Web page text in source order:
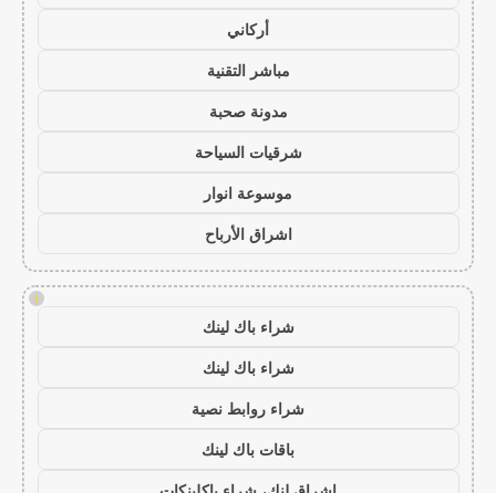
أركاني
مباشر التقنية
مدونة صحبة
شرقيات السياحة
موسوعة انوار
اشراق الأرباح
!
شراء باك لينك
شراء باك لينك
شراء روابط نصية
باقات باك لينك